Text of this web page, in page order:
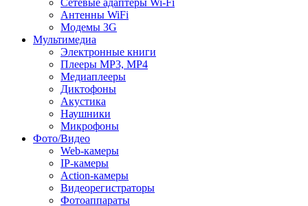
Сетевые адаптеры Wi-Fi
Антенны WiFi
Модемы 3G
Мультимедиа
Электронные книги
Плееры MP3, MP4
Медиаплееры
Диктофоны
Акустика
Наушники
Микрофоны
Фото/Видео
Web-камеры
IP-камеры
Action-камеры
Видеорегистраторы
Фотоаппараты